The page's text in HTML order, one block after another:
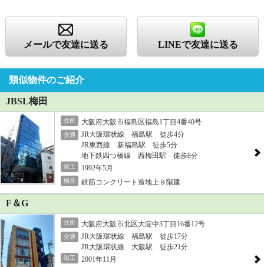
メールで友達に送る LINEで友達に送る
類似物件のご紹介
JBSL梅田
住所 大阪府大阪市福島区福島1丁目4番40号
交通
JR大阪環状線 福島駅 徒歩4分
JR東西線 新福島駅 徒歩5分
地下鉄四つ橋線 西梅田駅 徒歩8分
竣工 1992年5月
構造 鉄筋コンクリート造地上９階建
F＆G
住所 大阪府大阪市北区大淀中3丁目16番12号
交通
JR大阪環状線 福島駅 徒歩17分
JR大阪環状線 大阪駅 徒歩21分
竣工 2001年11月